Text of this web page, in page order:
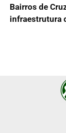
Bairros de
infraestrutura